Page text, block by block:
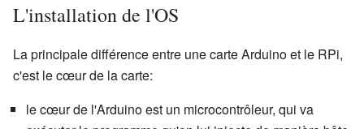
L'installation de l'OS
La principale différence entre une carte Arduino et le RPi,
c'est le cœur de la carte:
le cœur de l'Arduino est un microcontrôleur, qui va